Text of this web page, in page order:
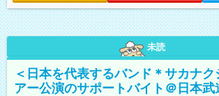
未読
＜日本を代表するバンド＊サカナク
アー公演のサポートバイト＠日本武